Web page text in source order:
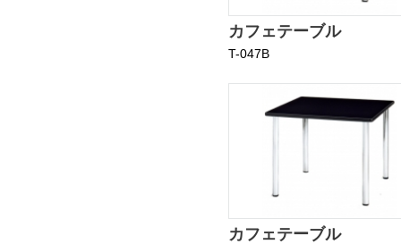
カフェテーブル
T-047B
カフェテーブル